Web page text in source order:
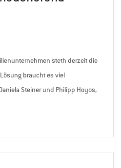
steth derzeit die
braucht es viel
Steiner und Philipp Hoyos,